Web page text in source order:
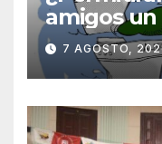
amigos
Cuba?
Blanch
7 AGOSTO,